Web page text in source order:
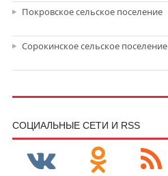
Покровское сельское поселение
Сорокинское сельское поселение
CОЦИАЛЬНЫЕ СЕТИ И RSS